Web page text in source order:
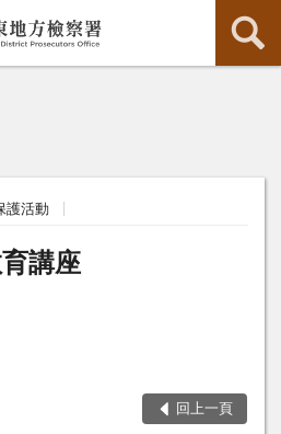
護活動
育講座
回上一頁